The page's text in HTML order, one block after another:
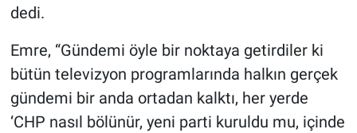
dedi.
Emre, “Gündemi öyle bir noktaya getirdiler ki
bütün televizyon programlarında halkın gerçek
gündemi bir anda ortadan kalktı, her yerde
‘CHP nasıl bölünür, yeni parti kuruldu mu, içinde